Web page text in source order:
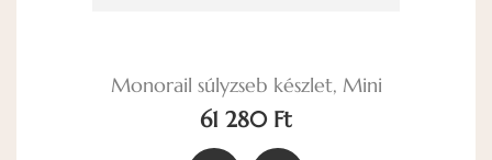
Monorail súlyzseb készlet, Mini
61 280 Ft